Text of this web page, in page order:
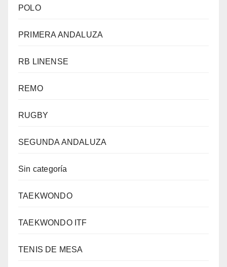
POLO
PRIMERA ANDALUZA
RB LINENSE
REMO
RUGBY
SEGUNDA ANDALUZA
Sin categoría
TAEKWONDO
TAEKWONDO ITF
TENIS DE MESA